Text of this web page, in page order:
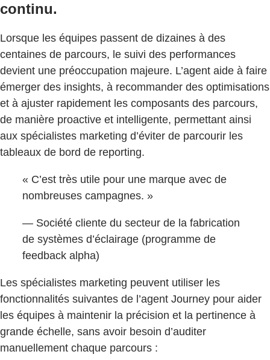
continu.
Lorsque les équipes passent de dizaines à des
centaines de parcours, le suivi des performances
devient une préoccupation majeure. L’agent aide à faire
émerger des insights, à recommander des optimisations
et à ajuster rapidement les composants des parcours,
de manière proactive et intelligente, permettant ainsi
aux spécialistes marketing d’éviter de parcourir les
tableaux de bord de reporting.
« C’est très utile pour une marque avec de
nombreuses campagnes. »
— Société cliente du secteur de la fabrication
de systèmes d’éclairage (programme de
feedback alpha)
Les spécialistes marketing peuvent utiliser les
fonctionnalités suivantes de l’agent Journey pour aider
les équipes à maintenir la précision et la pertinence à
grande échelle, sans avoir besoin d’auditer
manuellement chaque parcours :